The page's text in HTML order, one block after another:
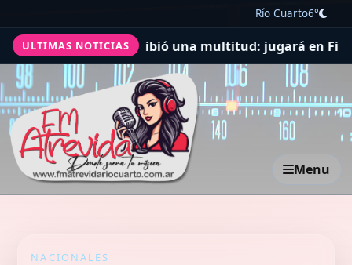
Río Cuarto6°
ULTIMAS NOTICIAS
en Italia lo recibió una multitud: jugará en Fiorentina
Menu
NACIONALES